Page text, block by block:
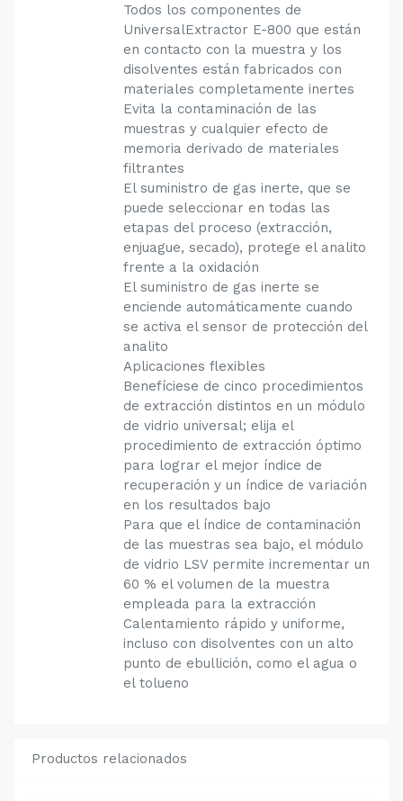
Todos los componentes de
UniversalExtractor E-800 que están
en contacto con la muestra y los
disolventes están fabricados con
materiales completamente inertes
Evita la contaminación de las
muestras y cualquier efecto de
memoria derivado de materiales
filtrantes
El suministro de gas inerte, que se
puede seleccionar en todas las
etapas del proceso (extracción,
enjuague, secado), protege el analito
frente a la oxidación
El suministro de gas inerte se
enciende automáticamente cuando
se activa el sensor de protección del
analito
Aplicaciones flexibles
Benefíciese de cinco procedimientos
de extracción distintos en un módulo
de vidrio universal; elija el
procedimiento de extracción óptimo
para lograr el mejor índice de
recuperación y un índice de variación
en los resultados bajo
Para que el índice de contaminación
de las muestras sea bajo, el módulo
de vidrio LSV permite incrementar un
60 % el volumen de la muestra
empleada para la extracción
Calentamiento rápido y uniforme,
incluso con disolventes con un alto
punto de ebullición, como el agua o
el tolueno
Productos relacionados